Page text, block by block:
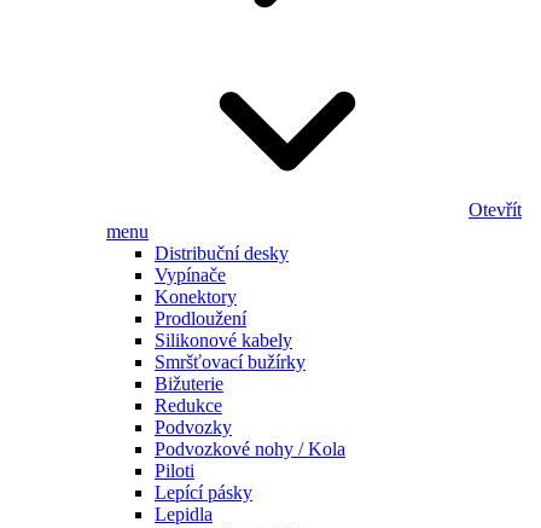
Otevřít
menu
Distribuční desky
Vypínače
Konektory
Prodloužení
Silikonové kabely
Smršťovací bužírky
Bižuterie
Redukce
Podvozky
Podvozkové nohy / Kola
Piloti
Lepící pásky
Lepidla